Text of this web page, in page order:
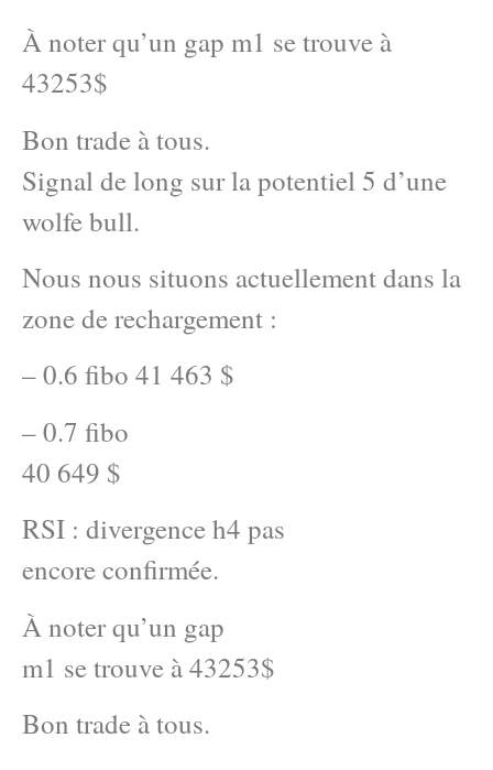
À noter qu’un gap m1 se trouve à
43253$
Bon trade à tous.
Signal de long sur la potentiel 5 d’une
wolfe bull.
Nous nous situons actuellement dans la
zone de rechargement :
– 0.6 fibo 41 463 $
– 0.7 fibo
40 649 $
RSI : divergence h4 pas
encore confirmée.
À noter qu’un gap
m1 se trouve à 43253$
Bon trade à tous.